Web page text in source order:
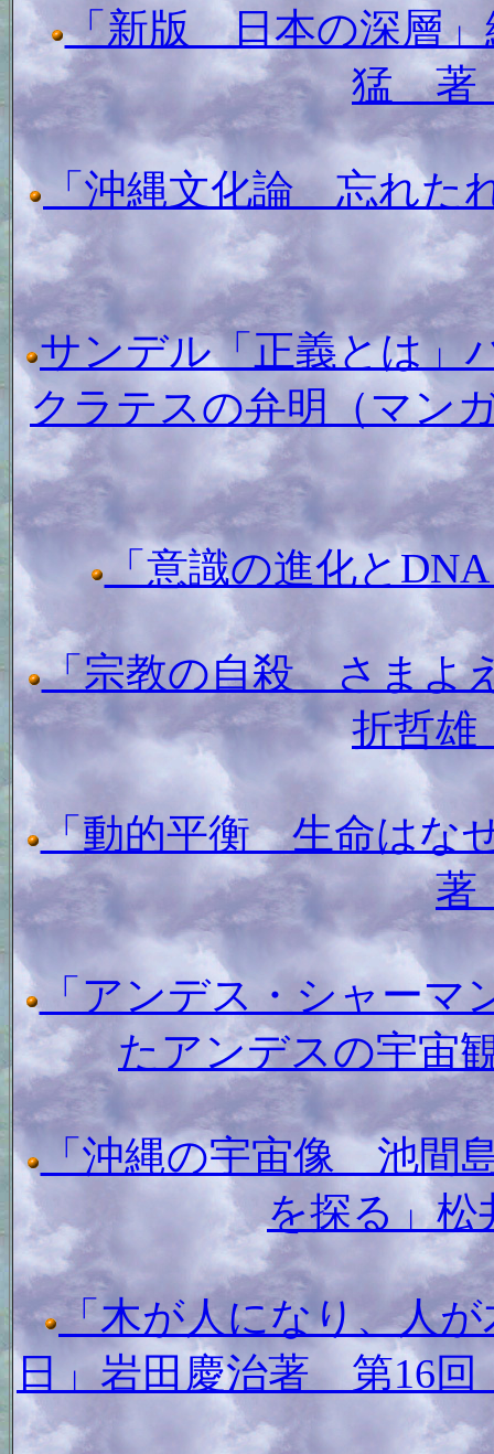
「新版 日本の深層
猛 著
「沖縄文化論 忘れた
サンデル「正義とは
クラテスの弁明（マン
「意識の進化と
「宗教の自殺 さまよ
折哲
「動的平衡 生命はな
著
「アンデス・シャー
たアンデスの宇
「沖縄の宇宙像 池間
を探る」
「木が人になり、人
日」岩田慶治著 第16